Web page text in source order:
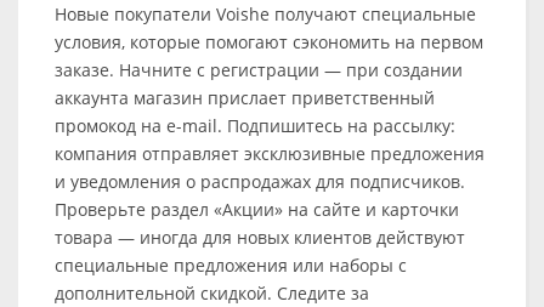
Новые покупатели Voishe получают специальные
условия, которые помогают сэкономить на первом
заказе. Начните с регистрации — при создании
аккаунта магазин прислает приветственный
промокод на e-mail. Подпишитесь на рассылку:
компания отправляет эксклюзивные предложения
и уведомления о распродажах для подписчиков.
Проверьте раздел «Акции» на сайте и карточки
товара — иногда для новых клиентов действуют
специальные предложения или наборы с
дополнительной скидкой. Следите за